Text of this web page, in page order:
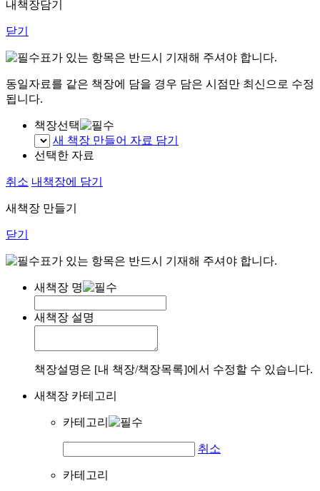
내책장담기
닫기
표가 있는 항목은 반드시 기재해 주셔야 합니다.
동일자료를 같은 책장에 담을 경우 담은 시점만 최신으로 수정
됩니다.
책장선택
새 책장 만들어 자료 담기
선택한 자료
취소 내책장에 담기
새책장 만들기
닫기
표가 있는 항목은 반드시 기재해 주셔야 합니다.
새책장 명
새책장 설명
책장설명은 [내 책장/책장목록]에서 수정할 수 있습니다.
새책장 카테고리
카테고리
취소
카테고리